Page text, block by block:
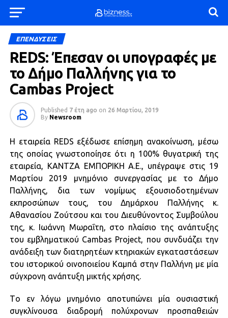
ΕΠΕΝΔΥΣΕΙΣ
REDS: Έπεσαν οι υπογραφές με
το Δήμο Παλλήνης για το
Cambas Project
Published 7 έτη ago on 26 Μαρτίου, 2019
By Newsroom
H εταιρεία REDS εξέδωσε επίσημη ανακοίνωση, μέσω
της οποίας γνωστοποίησε ότι η 100% θυγατρική της
εταιρεία, KΑΝΤΖΑ ΕΜΠΟΡΙΚΗ Α.Ε., υπέγραψε στις 19
Μαρτίου 2019 μνημόνιο συνεργασίας με το Δήμο
Παλλήνης, δια των νομίμως εξουσιοδοτημένων
εκπροσώπων τους, του Δημάρχου Παλλήνης κ.
Αθανασίου Ζούτσου και του Διευθύνοντος Συμβούλου
της, κ. Ιωάννη Μωραΐτη, στο πλαίσιο της ανάπτυξης
του εμβληματικού Cambas Project, που συνδυάζει την
ανάδειξη των διατηρητέων κτηριακών εγκαταστάσεων
του ιστορικού οινοποιείου Καμπά στην Παλλήνη με μία
σύγχρονη ανάπτυξη μικτής χρήσης.
Tο εν λόγω μνημόνιο αποτυπώνει μία ουσιαστική
συγκλίνουσα διαδρομή πολύχρονων προσπαθειών